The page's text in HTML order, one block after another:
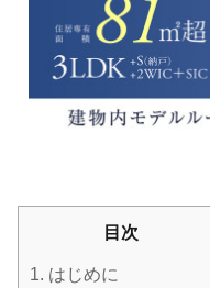
目次
1. はじめに